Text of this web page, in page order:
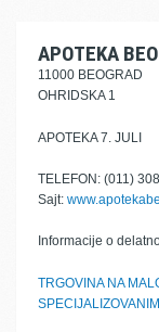
APOTEKA
11000 BEOGRAD
OHRIDSKA 1
APOTEKA 7. JULI
TELEFON: (011)
Sajt:
Informacije o
TRGOVINA NA